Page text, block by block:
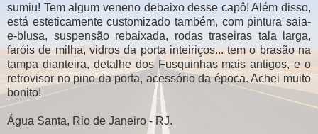
sumiu! Tem algum veneno debaixo desse capô! Além disso,
está esteticamente customizado também, com pintura saia-
e-blusa, suspensão rebaixada, rodas traseiras tala larga,
faróis de milha, vidros da porta inteiriços... tem o brasão na
tampa dianteira, detalhe dos Fusquinhas mais antigos, e o
retrovisor no pino da porta, acessório da época. Achei muito
bonito!
Água Santa, Rio de Janeiro - RJ.